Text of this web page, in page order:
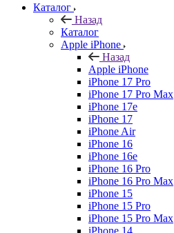
Каталог
Назад
Каталог
Apple iPhone
Назад
Apple iPhone
iPhone 17 Pro
iPhone 17 Pro Max
iPhone 17e
iPhone 17
iPhone Air
iPhone 16
iPhone 16e
iPhone 16 Pro
iPhone 16 Pro Max
iPhone 15
iPhone 15 Pro
iPhone 15 Pro Max
iPhone 14